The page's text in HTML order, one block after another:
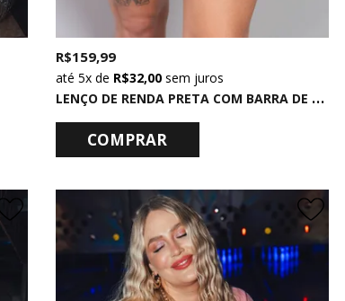
L
ENÇO DE RENDA PRETA COM BARRA DE VELUDO
R$ 159,99
5xde R$ 32,00 sem juros
COMPRAR